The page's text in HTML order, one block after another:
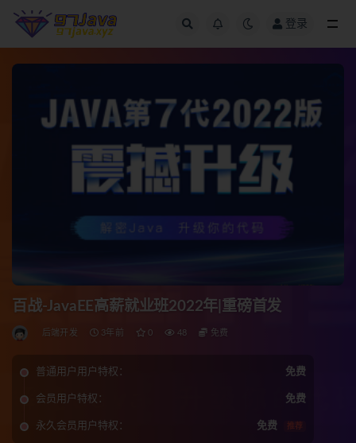
登录
百战-JavaEE高薪就业班2022年|重磅首发
后端开发 3年前 0 48 免费
普通用户用户特权： 免费
会员用户特权： 免费
永久会员用户特权： 免费 推荐